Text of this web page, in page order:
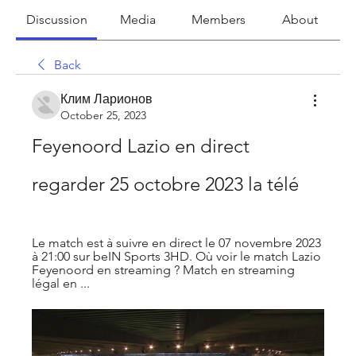
Discussion Media Members About
Back
Клим Ларионов
October 25, 2023
Feyenoord Lazio en direct
regarder 25 octobre 2023 la télé
Le match est à suivre en direct le 07 novembre 2023
à 21:00 sur beIN Sports 3HD. Où voir le match Lazio
Feyenoord en streaming ? Match en streaming
légal en ...